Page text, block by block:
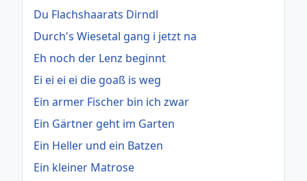
Du Flachshaarats Dirndl
Durch's Wiesetal gang i jetzt na
Eh noch der Lenz beginnt
Ei ei ei ei die goaß is weg
Ein armer Fischer bin ich zwar
Ein Gärtner geht im Garten
Ein Heller und ein Batzen
Ein kleiner Matrose